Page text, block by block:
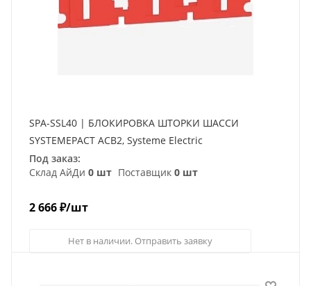
SPA-SSL40 | БЛОКИРОВКА ШТОРКИ ШАССИ
SYSTEMEPACT ACB2, Systeme Electric
Под заказ:
Склад АйДи 0 шт Поставщик 0 шт
2 666₽/шт
Нет в наличии. Отправить заявку